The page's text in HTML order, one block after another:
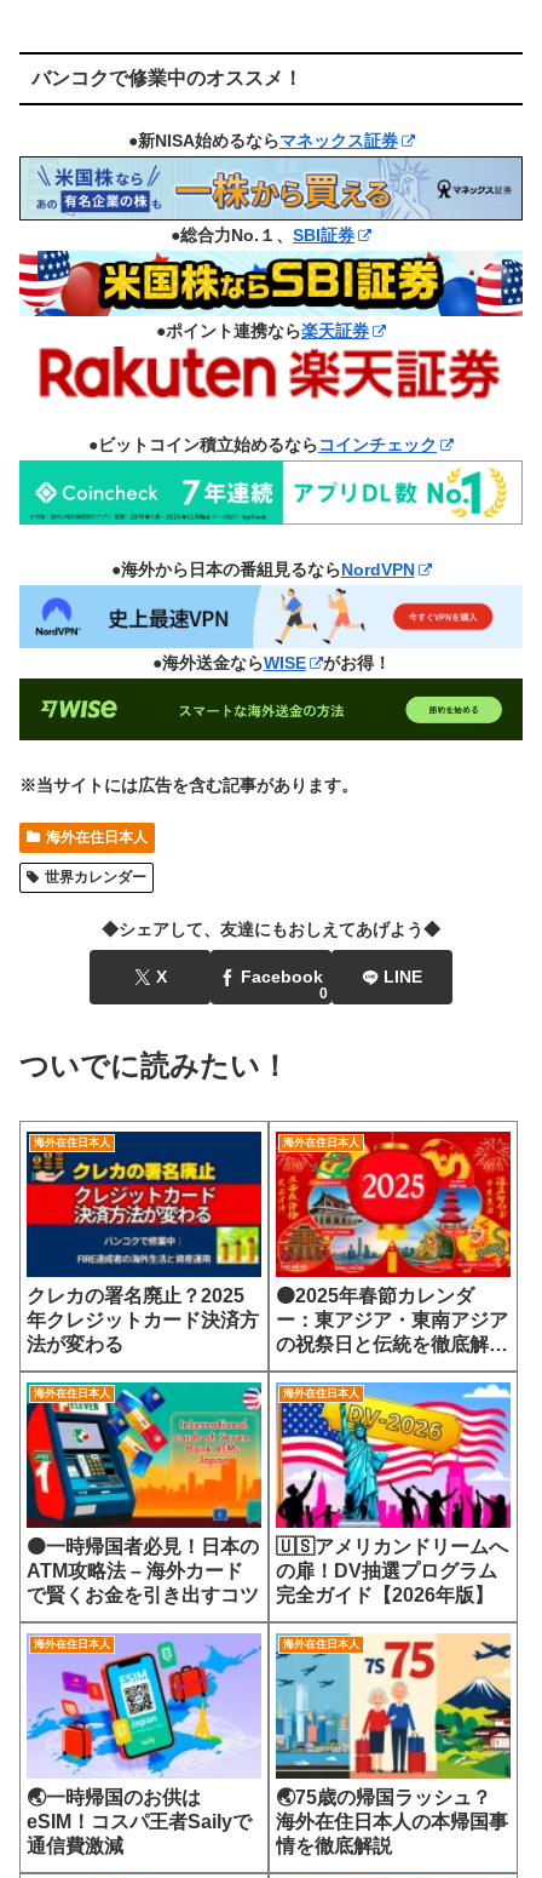
バンコクで修業中のオススメ！
●新NISA始めるならマネックス証券
●総合力No.１、 SBI証券
●ポイント連携なら楽天証券
●ビットコイン積立始めるならコインチェック
●海外から日本の番組見るならNordVPN
●海外送金ならWISE がお得！
※当サイトには広告を含む記事があります。
海外在住日本人
世界カレンダー
◆シェアして、友達にもおしえてあげよう◆
X Facebook
0
LINE
ついでに読みたい！
海外在住日本人
クレカの署名廃止？2025
年クレジットカード決済方
法が変わる
海外在住日本人
🟠2025年春節カレンダ
ー：東アジア・東南アジア
の祝祭日と伝統を徹底解
説！
海外在住日本人
🟠一時帰国者必見！日本の
ATM攻略法 – 海外カード
で賢くお金を引き出すコツ
海外在住日本人
🇺🇸アメリカンドリームへ
の扉！DV抽選プログラム
完全ガイド【2026年版】
海外在住日本人
🌏一時帰国のお供は
eSIM！コスパ王者Sailyで
通信費激減
海外在住日本人
🌏75歳の帰国ラッシュ？
海外在住日本人の本帰国事
情を徹底解説